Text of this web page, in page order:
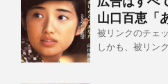
山口百恵「
被リンクのチェ
しかも、被リン